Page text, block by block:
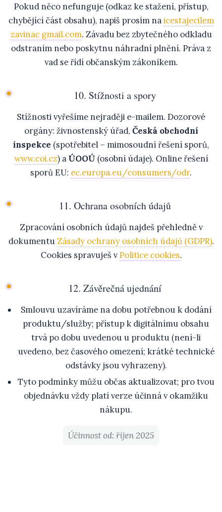
Pokud něco nefunguje (odkaz ke stažení, přístup,
chybějící část obsahu), napiš prosím naicestajecilem
zavinac gmail.com. Závadu bez zbytečného odkladu
odstraním nebo poskytnu náhradní plnění. Práva z
vad se řídí občanským zákoníkem.
10. Stížnosti a spory
Stížnosti vyřešíme nejraději e-mailem. Dozorové
orgány: živnostenský úřad, Česká obchodní
inspekce (spotřebitel – mimosoudní řešení sporů,
www.coi.cz) a ÚOOÚ (osobní údaje). Online řešení
sporů EU: ec.europa.eu/consumers/odr.
11. Ochrana osobních údajů
Zpracování osobních údajů najdeš přehledně v
dokumentuZásady ochrany osobních údajů (GDPR).
Cookies spravuješ vPolitice cookies.
12. Závěrečná ujednání
Smlouvu uzavíráme na dobu potřebnou k dodání
produktu/služby; přístup k digitálnímu obsahu
trvá po dobu uvedenou u produktu (není-li
uvedeno, bez časového omezení; krátké technické
odstávky jsou vyhrazeny).
Tyto podmínky můžu občas aktualizovat; pro tvou
objednávku vždy platí verze účinná v okamžiku
nákupu.
Účinnost od: říjen 2025